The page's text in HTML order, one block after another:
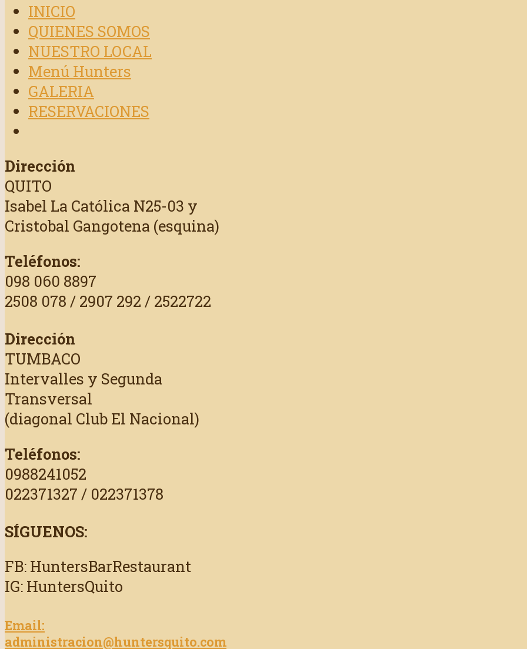
INICIO
QUIENES SOMOS
NUESTRO LOCAL
Menú Hunters
GALERIA
RESERVACIONES
Dirección
QUITO
Isabel La Católica N25-03 y
Cristobal Gangotena (esquina)
Teléfonos:
098 060 8897
2508 078 / 2907 292 / 2522722
Dirección
TUMBACO
Intervalles y Segunda
Transversal
(diagonal Club El Nacional)
Teléfonos:
0988241052
022371327 / 022371378
SÍGUENOS:
FB: HuntersBarRestaurant
IG: HuntersQuito
Email:
administracion@huntersquito.com